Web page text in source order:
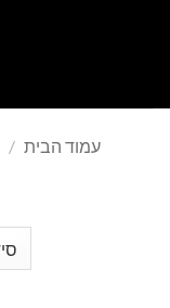
עמוד הבית /